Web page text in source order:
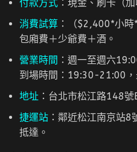
付款方式 ：現金、刷卡（
消費試算 ：（$2,400*小
包廂費＋少爺費＋酒。
營業時間 ：週一至週六
到場時間：19:30-21:00，
地址 ：台北市松江路148號
捷運站 ：鄰近松江南京站
抵達。